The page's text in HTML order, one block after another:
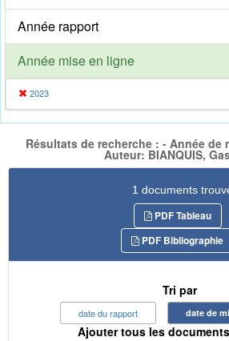
Année rapport
Année mise en ligne
2023
Résultats de recherche : - Année de
Auteur: BIANQUIS,
1 documents
PDF Tableau
PDF Bibliographie
Tri par
date du rapport date de
Ajouter tous les